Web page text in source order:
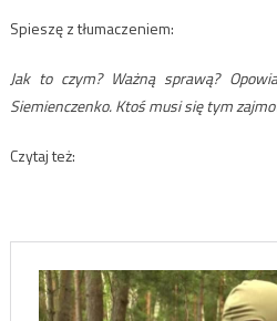
Spieszę z tłumaczeniem:
Jak to czym? Ważną sprawą?
Siemienczenko. Ktoś musi się tym
Czytaj też: